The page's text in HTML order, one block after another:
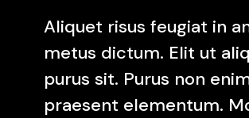
Aliquet risus feugiat in
metus dictum. Elit ut
purus sit. Purus non
praesent elementum.